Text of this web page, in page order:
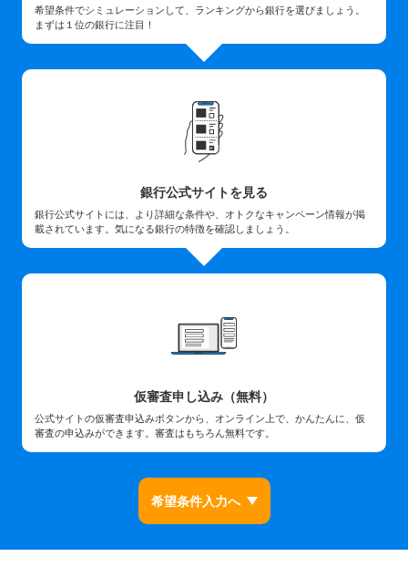
希望条件でシミュレーションして、ランキングから銀行を選びましょう。
まずは１位の銀行に注目！
銀行公式サイトを見る
銀行公式サイトには、より詳細な条件や、オトクなキャンペーン情報が掲
載されています。気になる銀行の特徴を確認しましょう。
仮審査申し込み（無料）
公式サイトの仮審査申込みボタンから、オンライン上で、かんたんに、仮
審査の申込みができます。審査はもちろん無料です。
希望条件入力へ